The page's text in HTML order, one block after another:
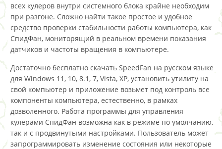
всех кулеров внутри системного блока крайне необходим
при разгоне. Сложно найти такое простое и удобное
средство проверки стабильности работы компьютера, как
СпидФан, мониторящий в реальном времени показания
датчиков и частоты вращения в компьютере.
Достаточно бесплатно скачать SpeedFan на русском языке
для Windows 11, 10, 8.1, 7, Vista, XP, установить утилиту на
свой компьютер и приложение возьмет под контроль все
компоненты компьютера, естественно, в рамках
дозволенного. Работа программы для управления
кулерами СпидФан возможна как в режиме по умолчанию,
так и с продвинутыми настройками. Пользователь может
запрограммировать изменение состояния или некоторые